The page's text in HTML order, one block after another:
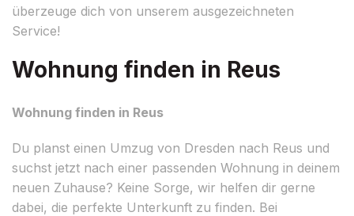
überzeuge dich von unserem ausgezeichneten
Service!
Wohnung finden in Reus
Wohnung finden in Reus
Du planst einen Umzug von Dresden nach Reus und
suchst jetzt nach einer passenden Wohnung in deinem
neuen Zuhause? Keine Sorge, wir helfen dir gerne
dabei, die perfekte Unterkunft zu finden. Bei